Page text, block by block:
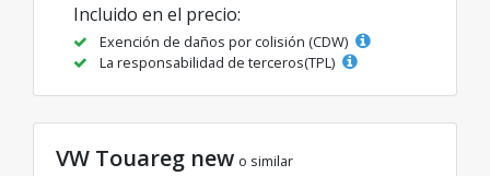
Incluido en el precio:
Exención de daños por colisión (CDW)
La responsabilidad de terceros(TPL)
VW Touareg new o similar